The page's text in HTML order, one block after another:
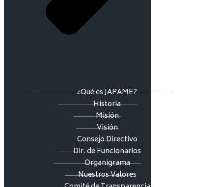
¿Qué es JAPAME?
Historia
Misión
Visión
Consejo Directivo
Dir. de Funcionarios
Organigrama
Nuestros Valores